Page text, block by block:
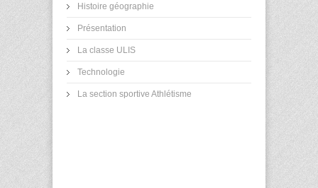
Histoire géographie
Présentation
La classe ULIS
Technologie
La section sportive Athlétisme